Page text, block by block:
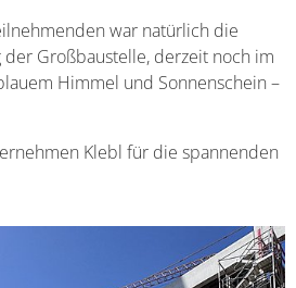
war natürlich die
der Großbaustelle, derzeit noch im
Himmel und Sonnenschein –
Klebl für die spannenden